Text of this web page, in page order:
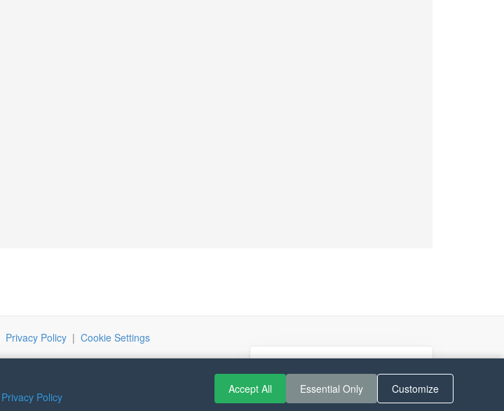
Privacy Policy| Cookie Settings
Privacy Policy
Accept All Essential Only Customize
If you like Guitar Songs, you
can buy me a coffee :)